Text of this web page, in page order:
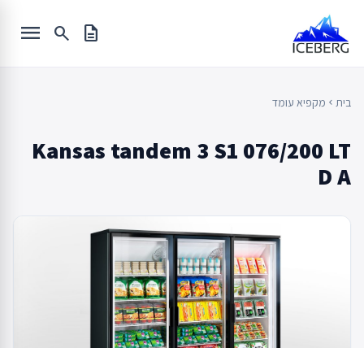
content
description
search
menu
בית chevron_left מקפיא עומד
Kansas tandem 3 S1 076/200 LT
D A